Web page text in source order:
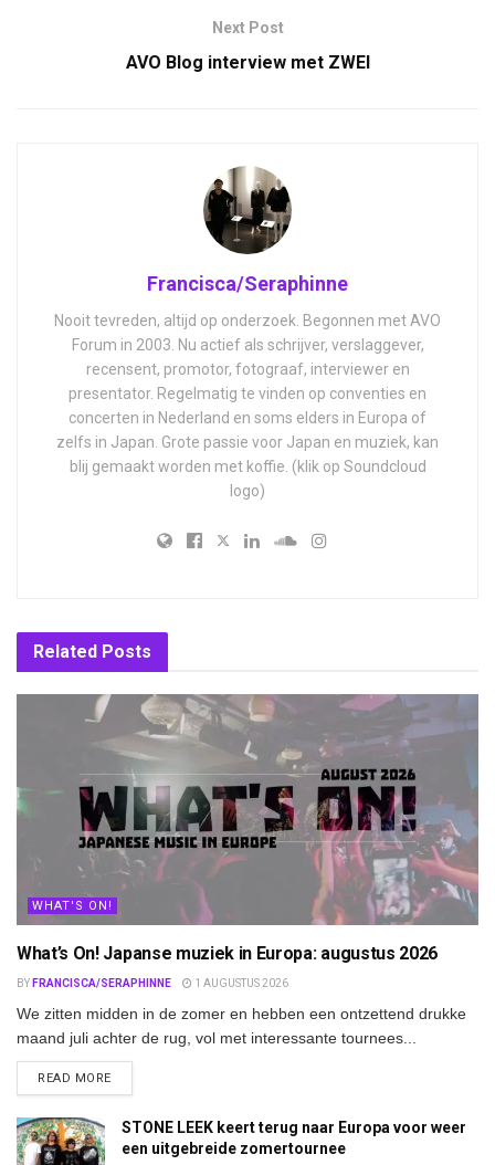
Next Post
AVO Blog interview met ZWEI
Francisca/Seraphinne
Nooit tevreden, altijd op onderzoek. Begonnen met AVO
Forum in 2003. Nu actief als schrijver, verslaggever,
recensent, promotor, fotograaf, interviewer en
presentator. Regelmatig te vinden op conventies en
concerten in Nederland en soms elders in Europa of
zelfs in Japan. Grote passie voor Japan en muziek, kan
blij gemaakt worden met koffie. (klik op Soundcloud
logo)
Related Posts
WHAT'S ON!
What’s On! Japanse muziek in Europa: augustus 2026
BY FRANCISCA/SERAPHINNE 1 AUGUSTUS 2026
We zitten midden in de zomer en hebben een ontzettend drukke
maand juli achter de rug, vol met interessante tournees...
READ MOREDETAILS
STONE LEEK keert terug naar Europa voor weer
een uitgebreide zomertournee